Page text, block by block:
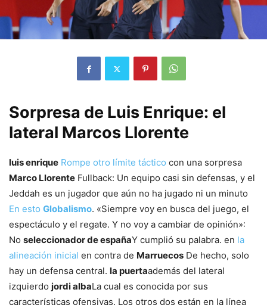
Sorpresa de Luis Enrique: el
lateral Marcos Llorente
luis enrique Rompe otro límite táctico con una sorpresa
Marco Llorente Fullback: Un equipo casi sin defensas, y el
Jeddah es un jugador que aún no ha jugado ni un minuto
En esto Globalismo. «Siempre voy en busca del juego, el
espectáculo y el regate. Y no voy a cambiar de opinión»:
No seleccionador de españaY cumplió su palabra. en la
alineación inicial en contra de Marruecos De hecho, solo
hay un defensa central. la puertaademás del lateral
izquierdo jordi albaLa cual es conocida por sus
características ofensivas. Los otros dos están en la línea